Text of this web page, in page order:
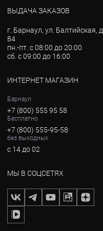
ВЫДАЧА ЗАКАЗОВ
г. Барнаул, ул. Балтийская, д.
84
пн.-пт. с 08:00 до 20:00
сб. с 09:00 до 16:00
ИНТЕРНЕТ МАГАЗИН
Барнаул
+7 (800) 555 95 58
Бесплатно
+7 (800) 555-95-58
без выходных
с 14 до 02
МЫ В СОЦСЕТЯХ